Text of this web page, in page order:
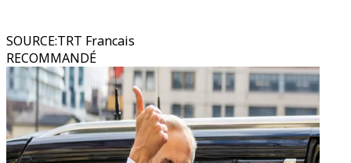
SOURCE:TRT Francais
RECOMMANDÉ